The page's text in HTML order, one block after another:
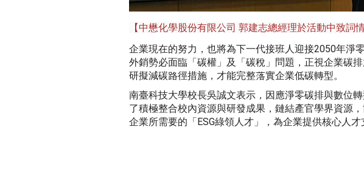
【中懋化學股份有限公司 郭建志總經理於活動中致詞情
企業現在的努力，也將為下一代接班人迎接2050年淨
外銷勢必面臨「碳權」及「碳稅」問題，正視企業碳
研擬減碳路徑措施，才能完整落實企業低碳轉型。
南臺科技大學校長吳誠文表示，因應淨零碳排與數位
了積極整合校內資源與研發成果，鏈結產官學界資源
企業所需要的「ESG綠領人才」，為企業提供核心人